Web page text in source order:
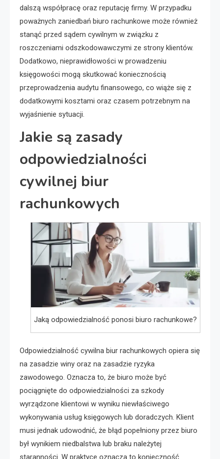
dalszą współpracę oraz reputację firmy. W przypadku
poważnych zaniedbań biuro rachunkowe może również
stanąć przed sądem cywilnym w związku z
roszczeniami odszkodowawczymi ze strony klientów.
Dodatkowo, nieprawidłowości w prowadzeniu
księgowości mogą skutkować koniecznością
przeprowadzenia audytu finansowego, co wiąże się z
dodatkowymi kosztami oraz czasem potrzebnym na
wyjaśnienie sytuacji.
Jakie są zasady
odpowiedzialności
cywilnej biur
rachunkowych
Jaką odpowiedzialność ponosi biuro rachunkowe?
Odpowiedzialność cywilna biur rachunkowych opiera się
na zasadzie winy oraz na zasadzie ryzyka
zawodowego. Oznacza to, że biuro może być
pociągnięte do odpowiedzialności za szkody
wyrządzone klientowi w wyniku niewłaściwego
wykonywania usług księgowych lub doradczych. Klient
musi jednak udowodnić, że błąd popełniony przez biuro
był wynikiem niedbalstwa lub braku należytej
staranności. W praktyce oznacza to konieczność